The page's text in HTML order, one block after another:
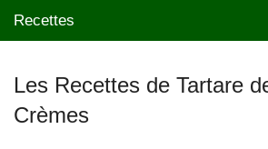
Recettes
Mes blogs préférés
Les Recettes de Tartare
Crèmes